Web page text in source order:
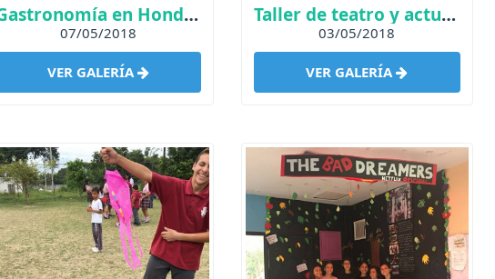
Gastronomía en Honduras
07/05/2018
VER GALERÍA
Taller de teatro y actuación
03/05/2018
VER GALERÍA